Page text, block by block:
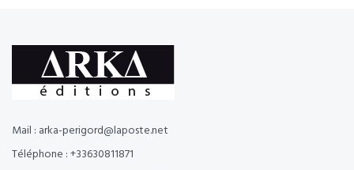
Mail : arka-perigord@laposte.net
Téléphone : +33630811871